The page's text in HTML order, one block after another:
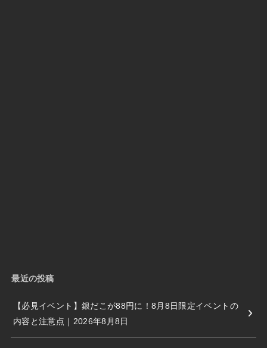
最近の投稿
【必見イベント】銀だこが88円に！8月8日限定イベントの
内容と注意点｜2026年8月8日